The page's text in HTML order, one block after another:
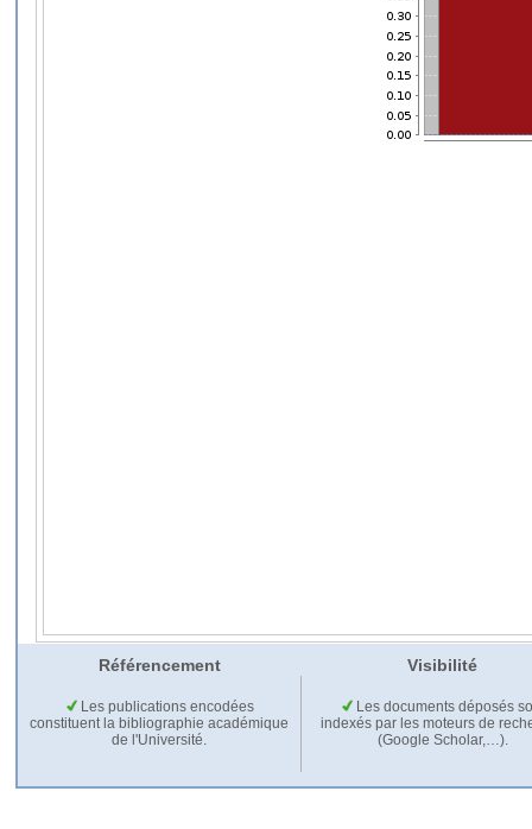
Référencement Visibilité
Les publications encodées
constituent la bibliographie académique
de l'Université.
Les documents déposés
indexés par les moteurs de
(Google Scholar,…).